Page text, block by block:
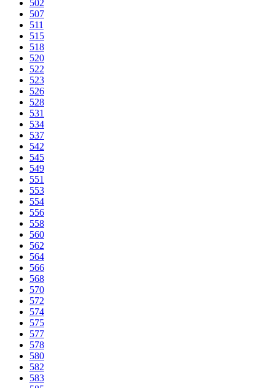
502
507
511
515
518
520
522
523
526
528
531
534
537
542
545
549
551
553
554
556
558
560
562
564
566
568
570
572
574
575
577
578
580
582
583